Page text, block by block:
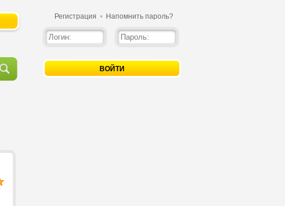
Регистрация • Напомнить пароль?
ВОЙТИ